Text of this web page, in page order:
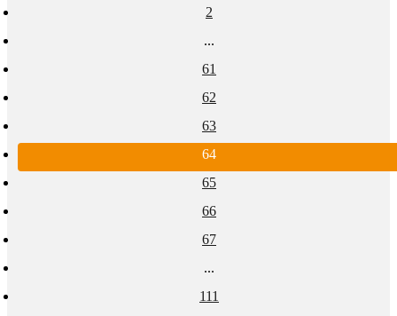
2
...
61
62
63
64
65
66
67
...
111